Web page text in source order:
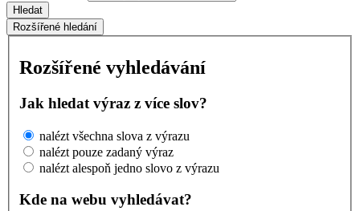
Hledat
Rozšířené hledání
Rozšířené vyhledávání
Jak hledat výraz z více slov?
nalézt všechna slova z výrazu
nalézt pouze zadaný výraz
nalézt alespoň jedno slovo z výrazu
Kde na webu vyhledávat?